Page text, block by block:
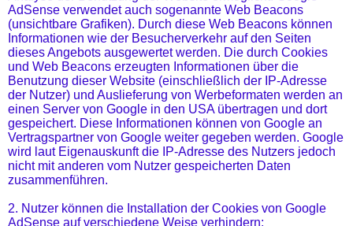
AdSense verwendet auch sogenannte Web Beacons
(unsichtbare Grafiken). Durch diese Web Beacons können
Informationen wie der Besucherverkehr auf den Seiten
dieses Angebots ausgewertet werden. Die durch Cookies
und Web Beacons erzeugten Informationen über die
Benutzung dieser Website (einschließlich der IP-Adresse
der Nutzer) und Auslieferung von Werbeformaten werden an
einen Server von Google in den USA übertragen und dort
gespeichert. Diese Informationen können von Google an
Vertragspartner von Google weiter gegeben werden. Google
wird laut Eigenauskunft die IP-Adresse des Nutzers jedoch
nicht mit anderen vom Nutzer gespeicherten Daten
zusammenführen.
2. Nutzer können die Installation der Cookies von Google
AdSense auf verschiedene Weise verhindern: